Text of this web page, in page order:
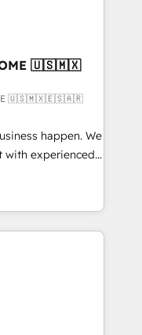
• RevOps &
What
into your
and those with
and
🇺🇸🇲🇽
🇺🇸🇲🇽🇪🇸🇦🇷
happen. We
with experienced,
HubSpot
Operations Hub,
your customers
of the Year
in HubSpot
Digifianz
3PL, home
and